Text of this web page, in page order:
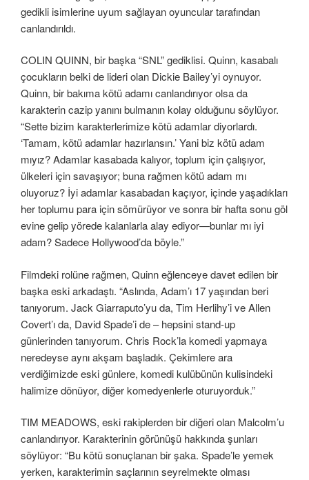
gedikli isimlerine uyum sağlayan oyuncular tarafından
canlandırıldı.
COLIN QUINN, bir başka “SNL” gediklisi. Quinn, kasabalı
çocukların belki de lideri olan Dickie Bailey’yi oynuyor.
Quinn, bir bakıma kötü adamı canlandırıyor olsa da
karakterin cazip yanını bulmanın kolay olduğunu söylüyor.
“Sette bizim karakterlerimize kötü adamlar diyorlardı.
‘Tamam, kötü adamlar hazırlansın.’ Yani biz kötü adam
mıyız? Adamlar kasabada kalıyor, toplum için çalışıyor,
ülkeleri için savaşıyor; buna rağmen kötü adam mı
oluyoruz? İyi adamlar kasabadan kaçıyor, içinde yaşadıkları
her toplumu para için sömürüyor ve sonra bir hafta sonu göl
evine gelip yörede kalanlarla alay ediyor—bunlar mı iyi
adam? Sadece Hollywood’da böyle.”
Filmdeki rolüne rağmen, Quinn eğlenceye davet edilen bir
başka eski arkadaştı. “Aslında, Adam’ı 17 yaşından beri
tanıyorum. Jack Giarraputo’yu da, Tim Herlihy’i ve Allen
Covert’ı da, David Spade’i de – hepsini stand-up
günlerinden tanıyorum. Chris Rock’la komedi yapmaya
neredeyse aynı akşam başladık. Çekimlere ara
verdiğimizde eski günlere, komedi kulübünün kulisindeki
halimize dönüyor, diğer komedyenlerle oturuyorduk.”
TIM MEADOWS, eski rakiplerden bir diğeri olan Malcolm’u
canlandırıyor. Karakterinin görünüşü hakkında şunları
söylüyor: “Bu kötü sonuçlanan bir şaka. Spade’le yemek
yerken, karakterimin saçlarının seyrelmekte olması